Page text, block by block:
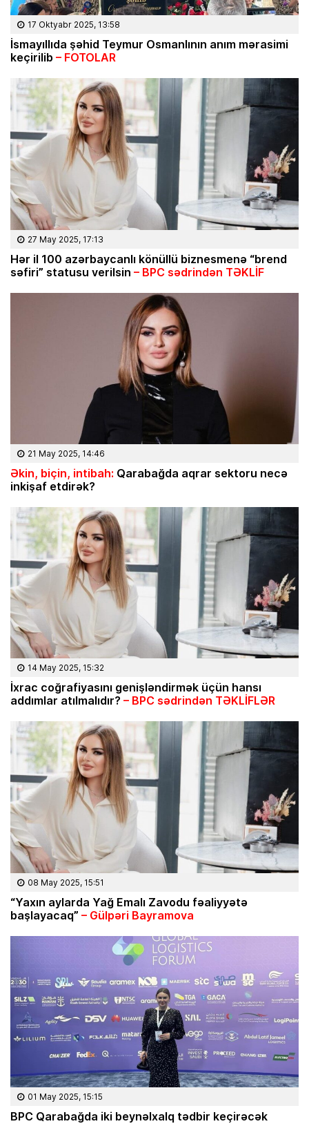
17 Oktyabr 2025, 13:58
İsmayıllıda şəhid Teymur Osmanlının anım mərasimi
keçirilib – FOTOLAR
27 May 2025, 17:13
Hər il 100 azərbaycanlı könüllü biznesmenə “brend
səfiri” statusu verilsin – BPC sədrindən TƏKLİF
21 May 2025, 14:46
Əkin, biçin, intibah: Qarabağda aqrar sektoru necə
inkişaf etdirək?
14 May 2025, 15:32
İxrac coğrafiyasını genişləndirmək üçün hansı
addımlar atılmalıdır? – BPC sədrindən TƏKLİFLƏR
08 May 2025, 15:51
“Yaxın aylarda Yağ Emalı Zavodu fəaliyyətə
başlayacaq” – Gülpəri Bayramova
01 May 2025, 15:15
BPC Qarabağda iki beynəlxalq tədbir keçirəcək